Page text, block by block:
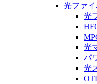
光ファイ
光
光
パ
光